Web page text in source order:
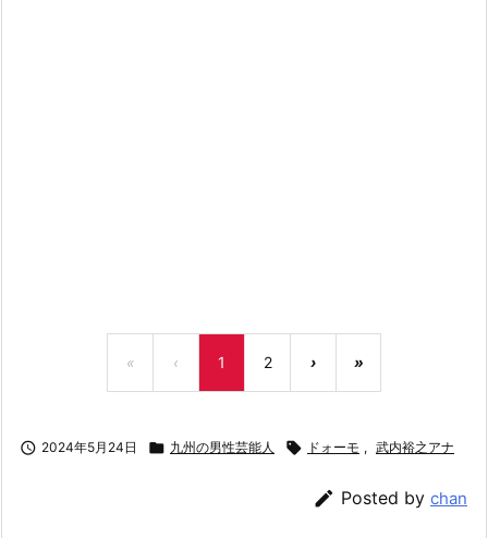
« ‹ 1 2 › »
 2024年5月24日  九州の男性芸能人  ドォーモ , 武内裕之アナ
 Posted by chan